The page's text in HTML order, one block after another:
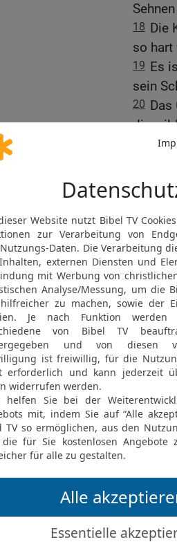
18 Die
so hart
19 Es
sein
20 Das
die
Es
22 Die
23
der
24 Wer
25
die
26
einen
27
28
für
30
auf
31